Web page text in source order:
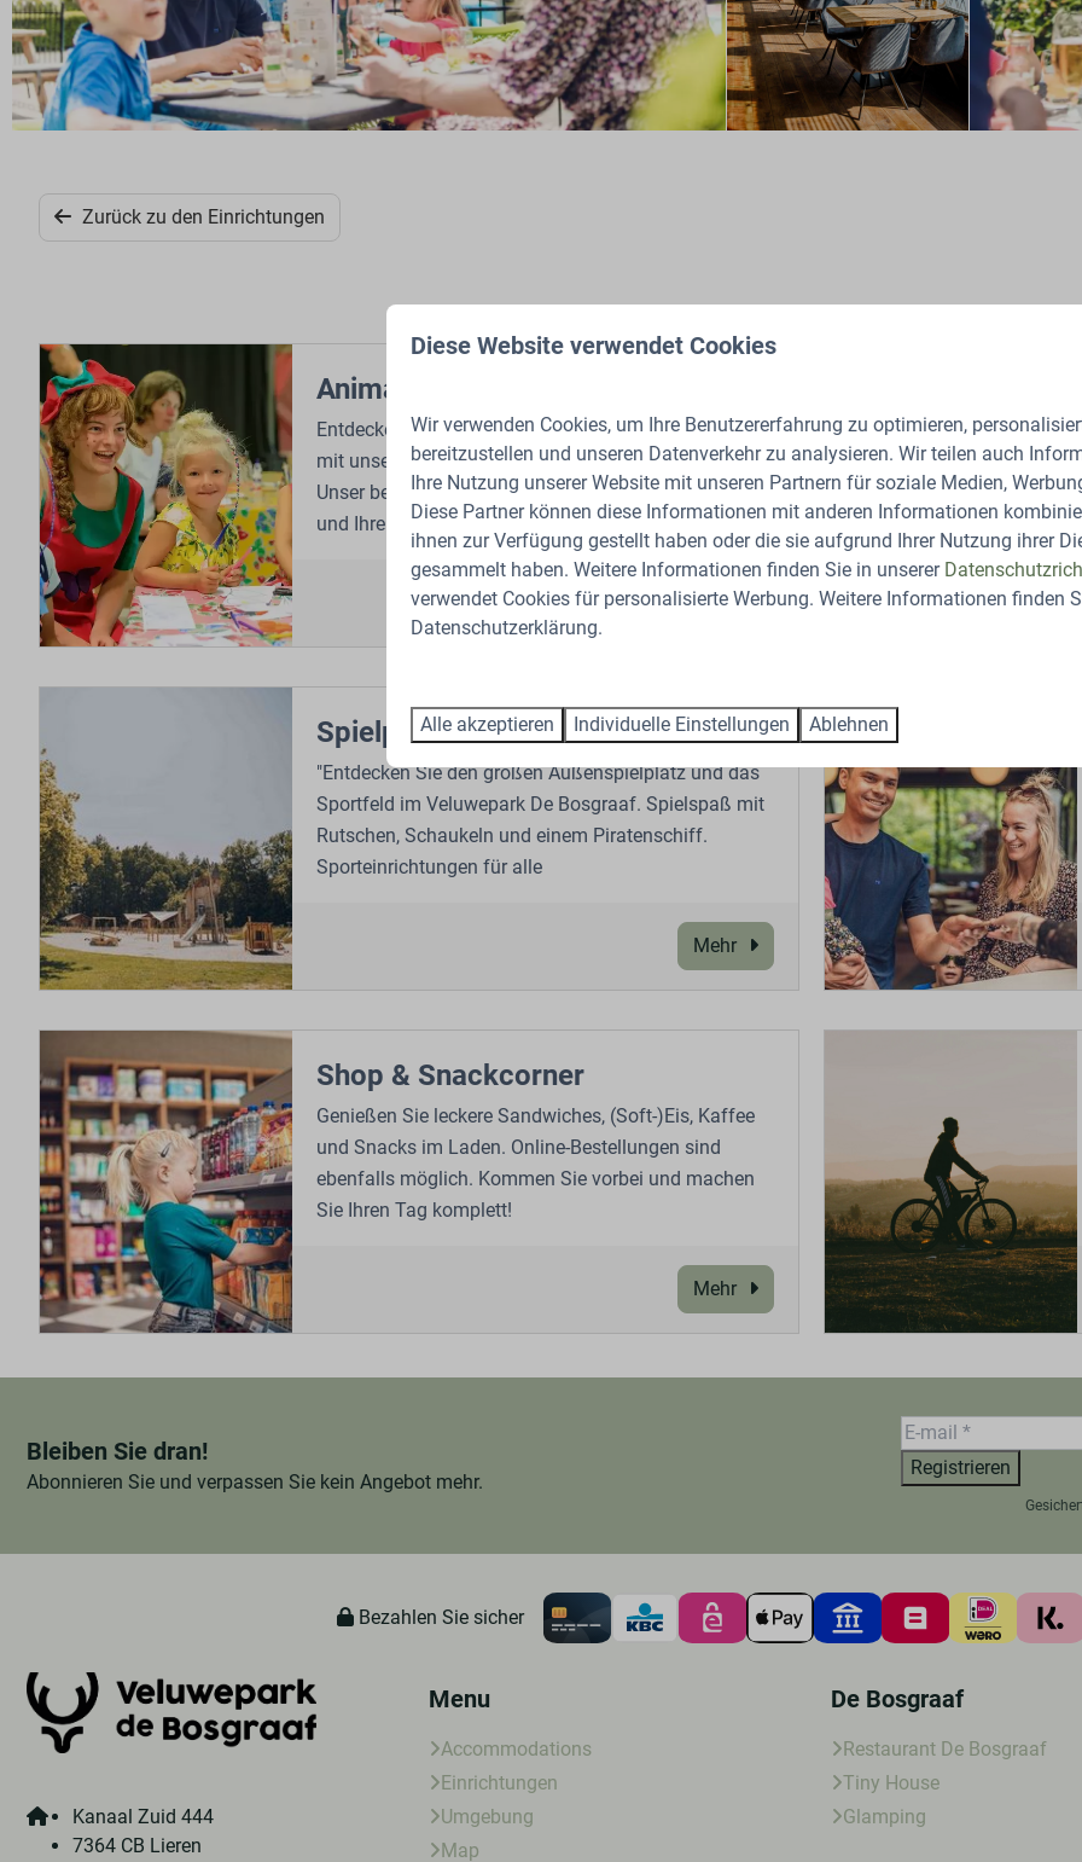
Zurück zu den Einrichtungen
Animation
Entdecken Sie eine Welt voller Spaß und Abenteuer
mit unserem umfangreichen Animationsprogramm.
Unser begeistertes Animationsteam steht bereit, Ihnen
und Ihrer Familie eine unvergessliche Zeit zu bereiten.
Mehr
Spielplatz und Sportfeld
"Entdecken Sie den großen Außenspielplatz und das
Sportfeld im Veluwepark De Bosgraaf. Spielspaß mit
Rutschen, Schaukeln und einem Piratenschiff.
Sporteinrichtungen für alle
Mehr
Shop & Snackcorner
Genießen Sie leckere Sandwiches, (Soft-)Eis, Kaffee
und Snacks im Laden. Online-Bestellungen sind
ebenfalls möglich. Kommen Sie vorbei und machen
Sie Ihren Tag komplett!
Mehr
Bleiben Sie dran!
Abonnieren Sie und verpassen Sie kein Angebot mehr.
Registrieren
Bezahlen Sie sicher
Kanaal Zuid 444
7364 CB Lieren
Menu
Accommodations
Einrichtungen
Umgebung
Map
De Bosgraaf
Restaurant De Bosgraaf
Tiny House
Glamping
Diese Website verwendet Cookies
Wir verwenden Cookies, um Ihre Benutzererfahrung zu optimieren,
bereitzustellen und unseren Datenverkehr zu analysieren. Wir teilen auch
Ihre Nutzung unserer Website mit unseren Partnern für soziale Medien,
Diese Partner können diese Informationen mit anderen Informationen
ihnen zur Verfügung gestellt haben oder die sie aufgrund Ihrer Nutzung ihrer
gesammelt haben. Weitere Informationen finden Sie in unserer
verwendet Cookies für personalisierte Werbung. Weitere Informationen finden
Datenschutzerklärung.
Alle akzeptieren Individuelle Einstellungen Ablehnen